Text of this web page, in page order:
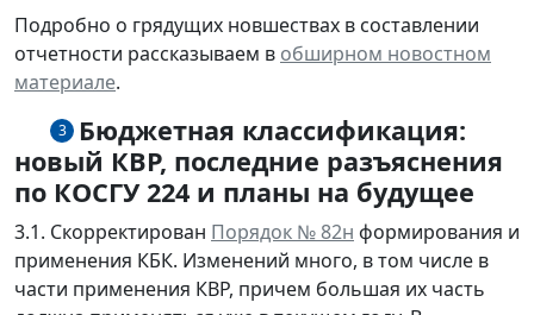
Подробно о грядущих новшествах в составлении
отчетности рассказываем в обширном новостном
материале.
3
Бюджетная классификация:
новый КВР, последние разъяснения
по КОСГУ 224 и планы на будущее
3.1. Скорректирован Порядок № 82н формирования и
применения КБК. Изменений много, в том числе в
части применения КВР, причем большая их часть